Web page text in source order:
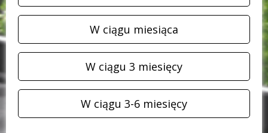
W ciągu miesiąca
W ciągu 3 miesięcy
W ciągu 3-6 miesięcy